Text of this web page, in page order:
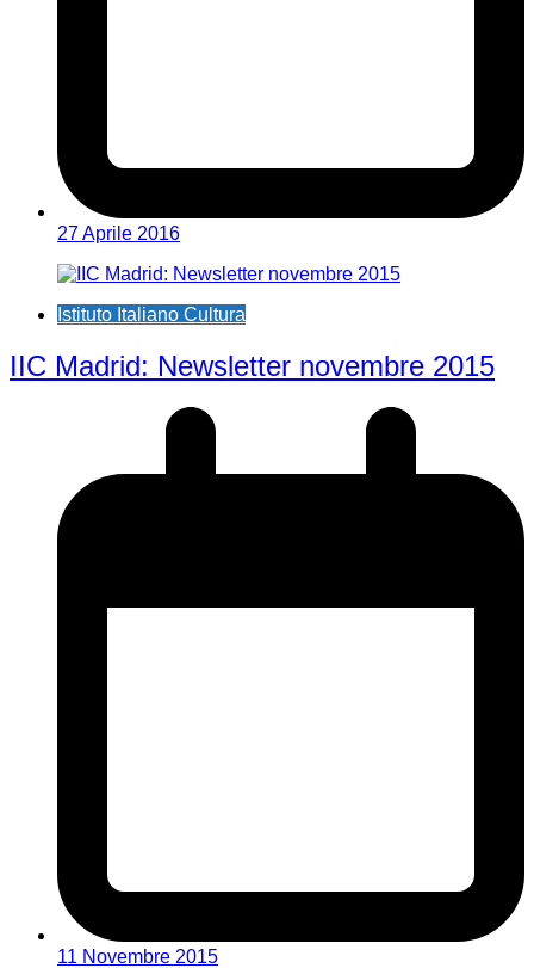
27 Aprile 2016
Istituto Italiano Cultura
IIC Madrid: Newsletter novembre 2015
11 Novembre 2015